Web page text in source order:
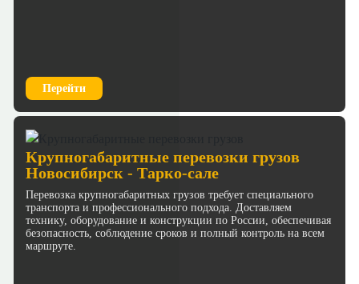
Перейти
Крупногабаритные перевозки грузов
Новосибирск - Тарко-сале
Перевозка крупногабаритных грузов требует специального
транспорта и профессионального подхода. Доставляем
технику, оборудование и конструкции по России, обеспечивая
безопасность, соблюдение сроков и полный контроль на всем
маршруте.